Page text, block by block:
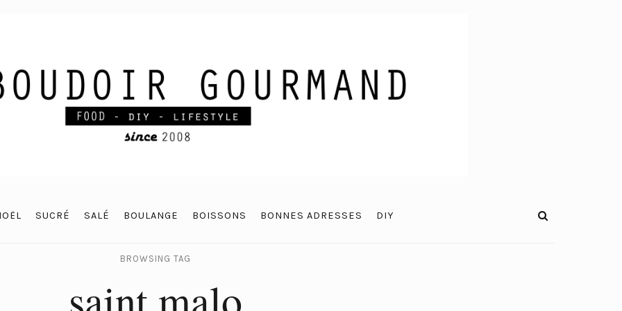
SUCRÉ SALÉ BOULANGE BOISSONS BONNES ADRESSES DIY
BROWSING TAG
saint malo